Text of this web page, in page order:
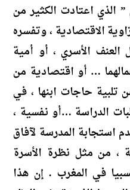
الذي اعتادت الكثير من
الاقتصادية ، وتفسره
الأسري ، أو أمية
… أو اقتصادية من
تلبية حاجات ابنها ، في
الدراسة …أو نفسية ،
استجابة المدرسة لآفاق
، من مثل نظرة الأسرة
في المغرب . إن هذا